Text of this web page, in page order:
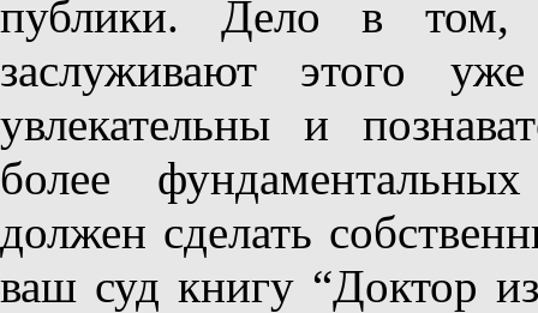
публики. Дело в том,
заслуживают этого
увлекательны и
более
должен сделать
ваш суд книгу “Доктор